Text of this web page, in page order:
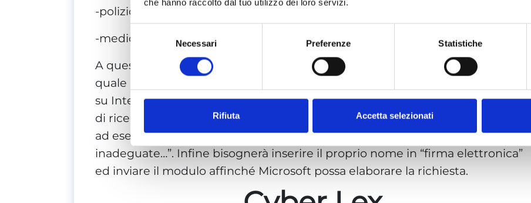
che hanno raccolto dal tuo utilizzo dei loro servizi.
del
Necessari Preferenze Statistiche
Rifiuta Accetta selezionati
-poliziotto;
-medico e simili.
A questo punto, si dovrà specificare l’URL (Uniform Resource Locator), il
quale rappresenta l’indirizzo univoco di un file o una pagina Web accessibile
su Internet. Identificato l’URL o gli URL per cui si richiede il blocco dai risultati
di ricerca Bing, occorre che si specifichi il motivo della richiesta scegliendo,
ad esempio, la voce “informazioni inesatte o false, incomplete o
inadeguate…”. Infine bisognerà inserire il proprio nome in “firma elettronica”
ed inviare il modulo affinché Microsoft possa elaborare la richiesta.